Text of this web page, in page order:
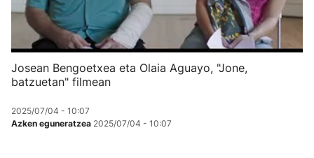
Josean Bengoetxea eta Olaia Aguayo, "Jone,
batzuetan" filmean
2025/07/04 - 10:07
Azken eguneratzea 2025/07/04 - 10:07